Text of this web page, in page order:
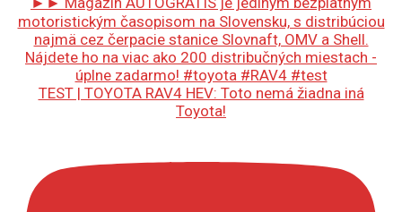
TEST | TOYOTA RAV4 HEV: Toto nemá žiadna iná
Toyota!